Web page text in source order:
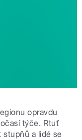
opravdu
týče. Rtuť
stupňů a lidé se